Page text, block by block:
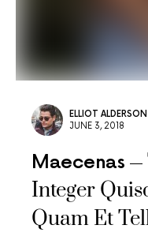
ELLIOT ALDERSON
JUNE 3, 2018
Maecenas
Integer
Quam Et